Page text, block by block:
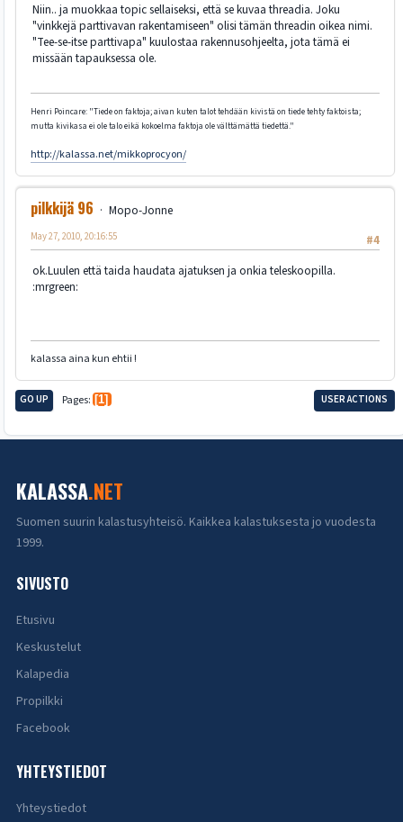
Niin.. ja muokkaa topic sellaiseksi, että se kuvaa threadia. Joku
"vinkkejä parttivavan rakentamiseen" olisi tämän threadin oikea nimi.
"Tee-se-itse parttivapa" kuulostaa rakennusohjeelta, jota tämä ei
missään tapauksessa ole.
Henri Poincare: "Tiede on faktoja; aivan kuten talot tehdään kivistä on tiede tehty faktoista;
mutta kivikasa ei ole talo eikä kokoelma faktoja ole välttämättä tiedettä."
http://kalassa.net/mikkoprocyon/
pilkkijä 96
Mopo-Jonne
#4
May 27, 2010, 20:16:55
ok.Luulen että taida haudata ajatuksen ja onkia teleskoopilla.
:mrgreen:
kalassa aina kun ehtii !
GO UP Pages 1 USER ACTIONS
KALASSA.NET
Suomen suurin kalastusyhteisö. Kaikkea kalastuksesta jo vuodesta
1999.
SIVUSTO
Etusivu
Keskustelut
Kalapedia
Propilkki
Facebook
YHTEYSTIEDOT
Yhteystiedot